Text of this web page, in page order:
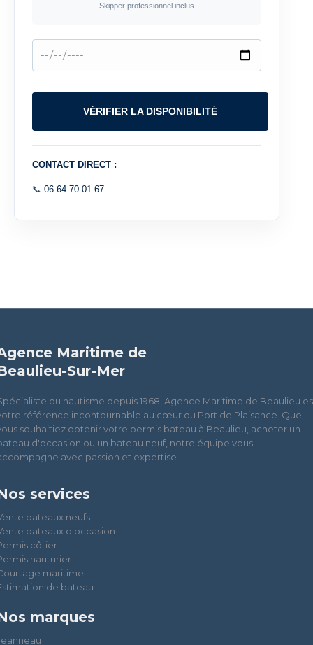
Skipper professionnel inclus
VÉRIFIER LA DISPONIBILITÉ
CONTACT DIRECT :
📞 06 64 70 01 67
Maritime de
Sur-Mer
du nautisme depuis 1968, Agence Maritime de Beaulieu
référence incontournable au cœur du Port de Plaisance. Que
souhaitiez obtenir votre permis bateau à Beaulieu, acheter un
d'occasion ou un bateau neuf, notre équipe vous
avec passion et expertise
services
bateaux neufs
bateaux d'occasion
côtier
hauturier
maritime
de bateau
marques